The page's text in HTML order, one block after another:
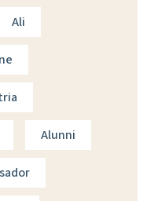
Ali
Alunni